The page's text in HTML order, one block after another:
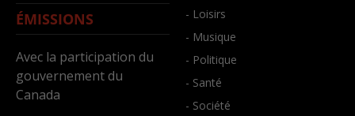
ÉMISSIONS
Avec la participation du
gouvernement du
Canada
- Loisirs
- Musique
- Politique
- Santé
- Société